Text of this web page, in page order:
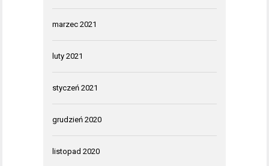
marzec 2021
luty 2021
styczeń 2021
grudzień 2020
listopad 2020